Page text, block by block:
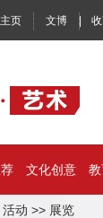
页 文博 |
文化创意
活动 >> 展览